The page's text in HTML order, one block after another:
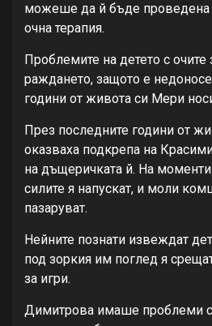
можеше да й бъде проведена
очна терапия.
Проблемите на детето с
раждането, защото е
години от живота си Мери
През последните години от
оказваха подкрепа на
на дъщеричката й. На
силите я напускат, и моли
пазаруват.
Нейните познати извеждат
под зоркия им поглед я
за игри.
Димитрова имаше проблеми